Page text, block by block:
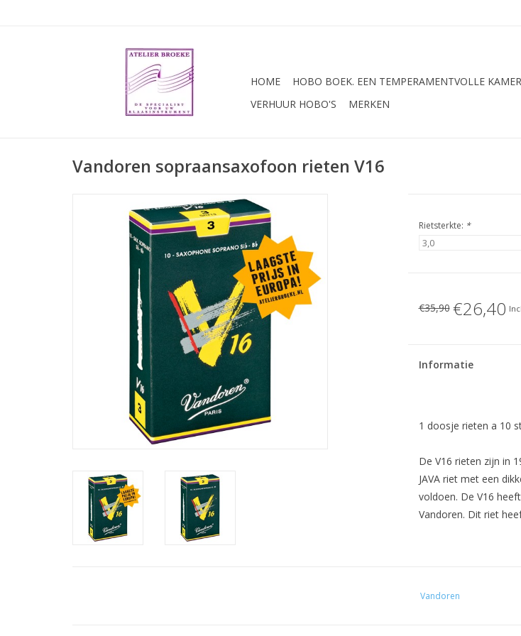
HOME HOBO BOEK. EEN TEMPERAMENTVOLLE
VERHUUR HOBO'S
MERKEN
Vandoren sopraansaxofoon rieten V16
Rietsterkte: *
€35,90 €26,40
Informatie
1 doosje rieten a 10
De V16 rieten zijn in
JAVA riet met een
voldoen. De V16
Vandoren. Dit riet
Vandoren